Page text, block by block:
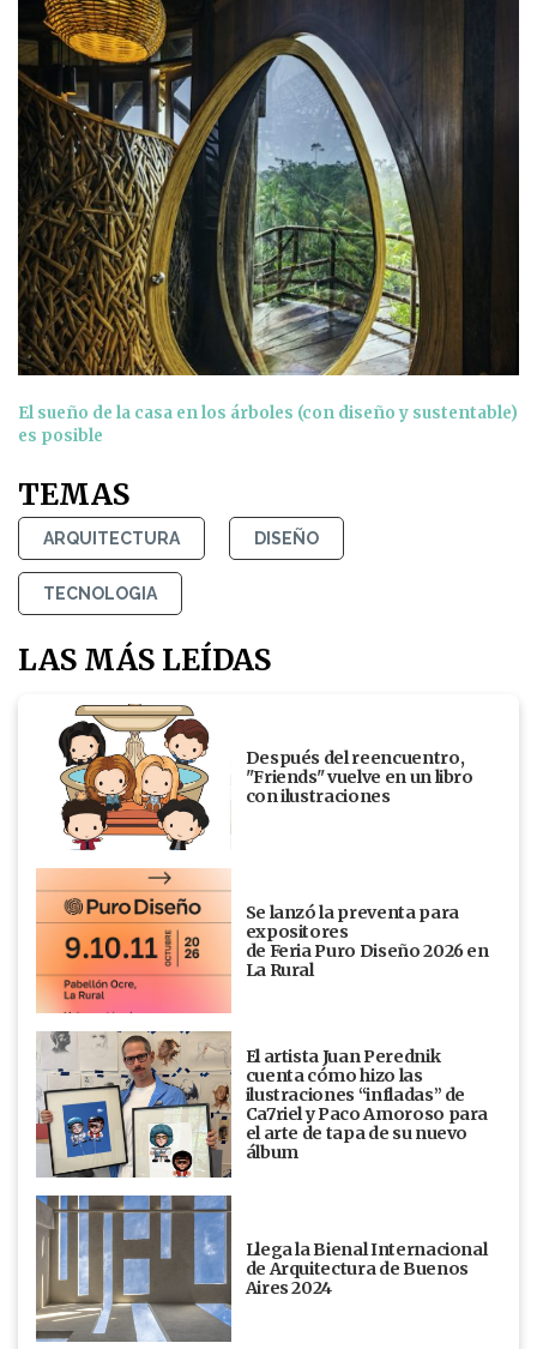
El sueño de la casa en los árboles (con diseño y sustentable)
es posible
TEMAS
ARQUITECTURA DISEÑO
TECNOLOGIA
LAS MÁS LEÍDAS
Después del reencuentro,
"Friends" vuelve en un libro
con ilustraciones
Se lanzó la preventa para
expositores
de Feria Puro Diseño 2026 en
La Rural
El artista Juan Perednik
cuenta cómo hizo las
ilustraciones “infladas” de
Ca7riel y Paco Amoroso para
el arte de tapa de su nuevo
álbum
Llega la Bienal Internacional
de Arquitectura de Buenos
Aires 2024